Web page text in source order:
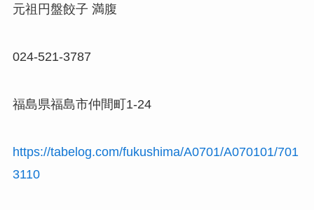
元祖円盤餃子 満腹
024-521-3787
福島県福島市仲間町1-24
https://tabelog.com/fukushima/A0701/A070101/701
3110